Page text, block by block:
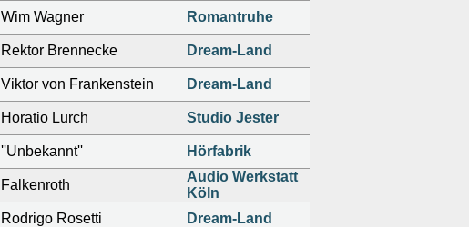
Wim Wagner Romantruhe
Rektor Brennecke Dream-Land
Viktor von Frankenstein Dream-Land
Horatio Lurch Studio Jester
''Unbekannt'' Hörfabrik
Falkenroth
Audio Werkstatt
Köln
Rodrigo Rosetti Dream-Land